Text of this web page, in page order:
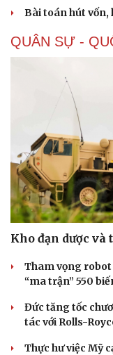
Sức khỏe
Sản phụ khoa
Làm đẹp - giảm cân
Phòng mạch online
Ăn sạch sống khỏe
Bài toán hút vốn,
QUÂN SỰ -
Kho đạn dược và
Tham vọng robot
“ma trận” 550
Đức tăng tốc
tác với Rolls-
Thực hư việc Mỹ